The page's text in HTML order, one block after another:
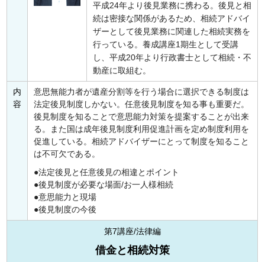
平成24年より後見業務に携わる。後見と相
続は密接な関係があるため、相続アドバイ
ザーとして後見業務に関連した相続実務を
行っている。養成講座1期生として受講
し、平成20年より行政書士として相続・不
動産に取組む。
内
容
意思無能力者が遺産分割等を行う場合に選択できる制度は
法定後見制度しかない。任意後見制度を知る事も重要だ。
後見制度を知ることで意思能力対策を提案することが出来
る。また国は成年後見制度利用促進計画を定め制度利用を
促進している。相続アドバイザーにとって制度を知ること
は不可欠である。
法定後見と任意後見の相違とポイント
後見制度が必要な場面/お一人様相続
意思能力と現場
後見制度の今後
第7講座/法律編
借金と相続対策